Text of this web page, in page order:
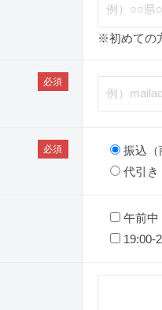
※初めての
振込（
代引き
午前中
19:00-